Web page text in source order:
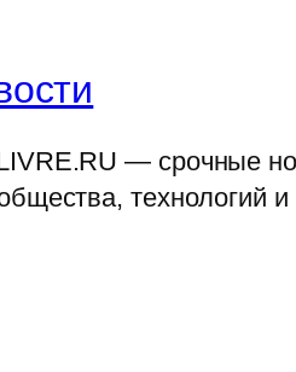
— срочные
технологий